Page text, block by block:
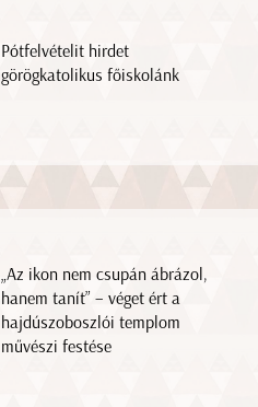
Pótfelvételit hirdet
görögkatolikus főiskolánk
„Az ikon nem csupán ábrázol,
hanem tanít” – véget ért a
hajdúszoboszlói templom
művészi festése